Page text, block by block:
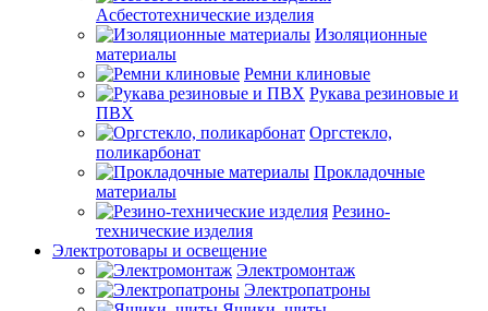
Асбестотехнические изделия
Изоляционные
материалы
Ремни клиновые
Рукава резиновые и
ПВХ
Оргстекло,
поликарбонат
Прокладочные
материалы
Резино-
технические изделия
Электротовары и освещение
Электромонтаж
Электропатроны